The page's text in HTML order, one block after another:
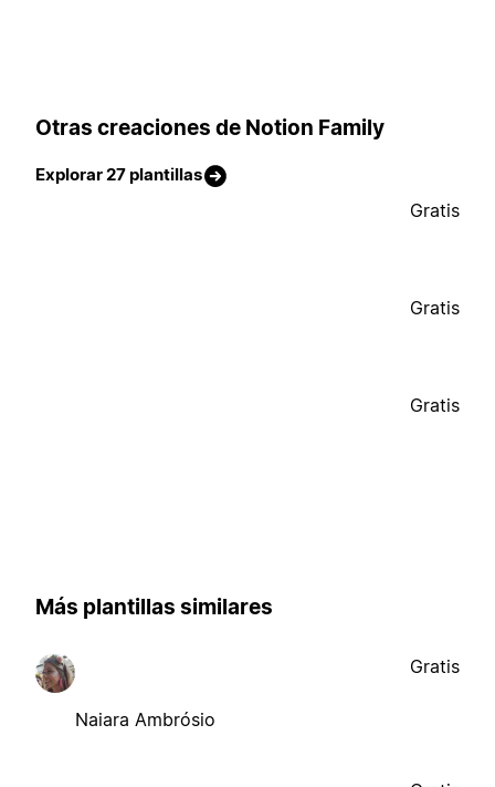
Otras creaciones de Notion Family
Explorar 27 plantillas
Gratis
Gratis
Gratis
Más plantillas similares
Naiara Ambrósio
Gratis